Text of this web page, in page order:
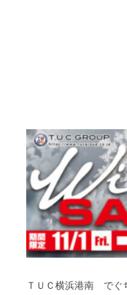
ＴＵＣ横浜港南 でぐ